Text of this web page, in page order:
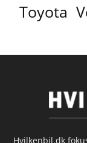
Toyota
Hvilkenbil.dk